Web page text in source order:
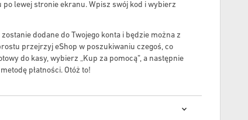
po lewej stronie ekranu. Wpisz swój kod i wybierz
dodane do Twojego konta i będzie można z
przejrzyj eShop w poszukiwaniu czegoś, co
do kasy, wybierz „Kup za pomocą”, a następnie
płatności. Otóż ​​to!